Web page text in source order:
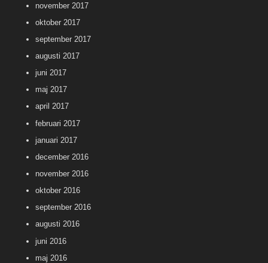
november 2017
oktober 2017
september 2017
augusti 2017
juni 2017
maj 2017
april 2017
februari 2017
januari 2017
december 2016
november 2016
oktober 2016
september 2016
augusti 2016
juni 2016
maj 2016